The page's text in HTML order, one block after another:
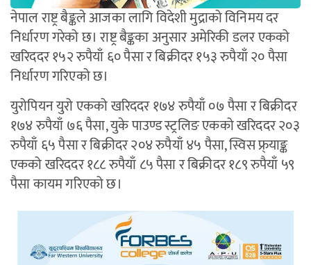
नेपाल राष्ट्र बैङ्कले आजका लागि विदेशी मुद्राको विनिमय दर
निर्धारण गरेको छ। राष्ट्र बैङ्कका अनुसार अमेरिकी डलर एकको
खरिददर १५२ रुपैयाँ ६० पैसा र बिक्रीदर १५३ रुपैयाँ २० पैसा
निर्धारण गरिएको छ।
युरोपियन युरो एकको खरिददर १७४ रुपैयाँ ०७ पैसा र बिक्रीदर
१७४ रुपैयाँ ७६ पैसा, युके पाउण्ड स्ट्रलिङ एकको खरिददर २०३
रुपैयाँ ६५ पैसा र बिक्रीदर २०४ रुपैयाँ ४५ पैसा, स्विस फ्र्याङ्क
एकको खरिददर १८८ रुपैयाँ ८५ पैसा र बिक्रीदर १८९ रुपैयाँ ५९
पैसा कायम गरिएको छ।